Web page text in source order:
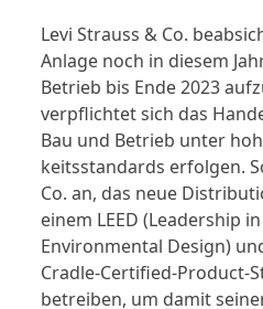
Levi Strauss & Co.
Anlage noch in diesem
Betrieb bis Ende 2023
verpflichtet sich das
Bau und Betrieb unter
keitsstandards erfolgen.
Co. an, das neue
einem LEED (Leadership
Environmental Design)
Cradle-Certified-Product-
betreiben, um damit